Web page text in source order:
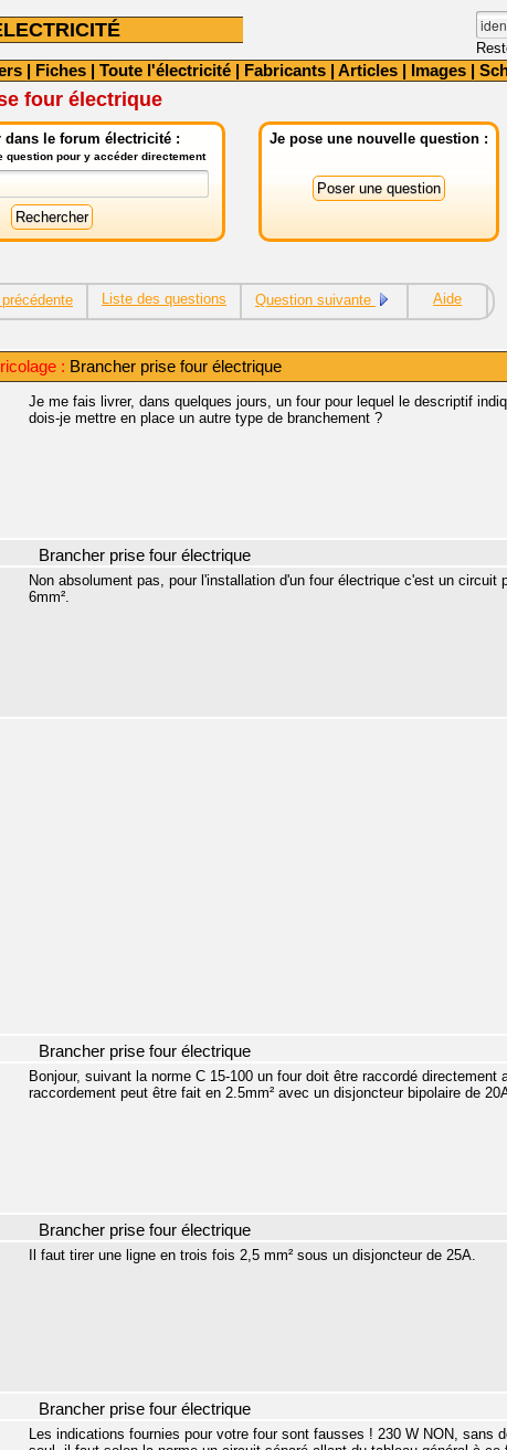
| Fiches | Toute l'électricité | Fabricants | Articles | Images |
four électrique
dans le forum électricité :
question pour y accéder directement
Je pose une nouvelle question :
Liste des questions Question suivante Aide
: Brancher prise four électrique
Je me fais livrer, dans quelques jours, un four pour lequel le descriptif
dois-je mettre en place un autre type de branchement ?
Brancher prise four électrique
Non absolument pas, pour l'installation d'un four électrique c'est un
6mm².
Brancher prise four électrique
Bonjour, suivant la norme C 15-100 un four doit être raccordé
raccordement peut être fait en 2.5mm² avec un disjoncteur bipolaire de
Brancher prise four électrique
Il faut tirer une ligne en trois fois 2,5 mm² sous un disjoncteur de 25A.
Brancher prise four électrique
Les indications fournies pour votre four sont fausses ! 230 W NON, sans